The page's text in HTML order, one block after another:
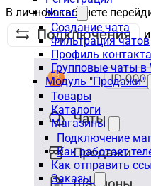
Чаты
Создание чата
Фильтрация чатов
Профиль контакта
Групповые чаты в
Модуль "Продажи"
Товары
Каталоги
Магазины
Подключение
Как работает
Как отправить
Заказы
В личном кабинете